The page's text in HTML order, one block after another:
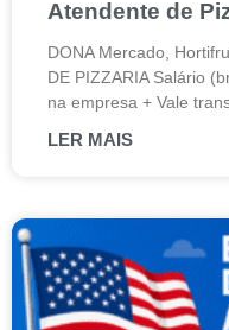
Atendente de
DONA Mercado,
DE PIZZARIA Salário
na empresa + Vale
LER MAIS